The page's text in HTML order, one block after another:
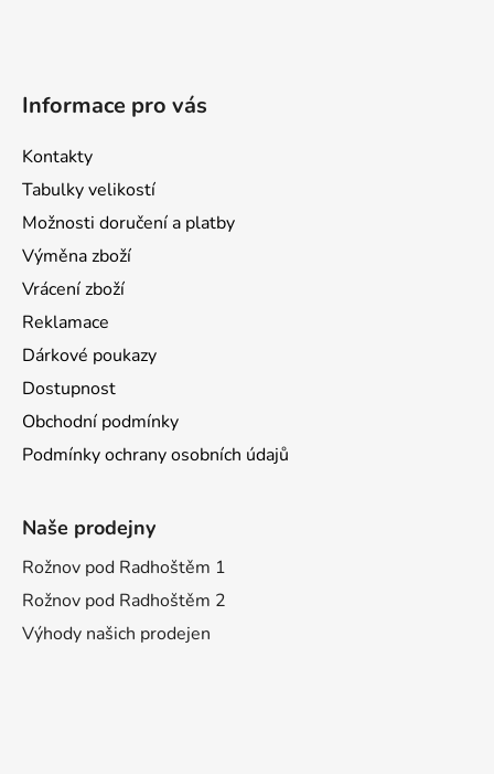
Informace pro vás
Kontakty
Tabulky velikostí
Možnosti doručení a platby
Výměna zboží
Vrácení zboží
Reklamace
Dárkové poukazy
Dostupnost
Obchodní podmínky
Podmínky ochrany osobních údajů
Naše prodejny
Rožnov pod Radhoštěm 1
Rožnov pod Radhoštěm 2
Výhody našich prodejen